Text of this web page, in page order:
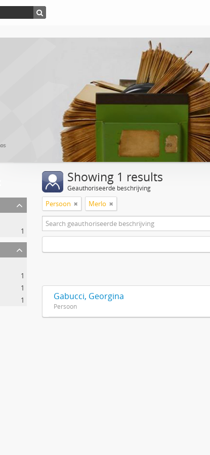
1
1
1
1
Showing 1 results
Geauthoriseerde beschrijving
Persoon Merlo
Gabucci, Georgina
Persoon